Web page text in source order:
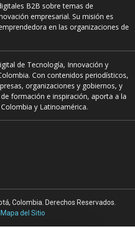
B2B sobre temas de
empresarial. Su misión es
en las organizaciones de
de Tecnología, Innovación y
Con contenidos periodísticos,
organizaciones y gobiernos, y
formación e inspiración, aporta a la
y Latinoamérica.
Colombia. Derechos Reservados.
Mapa del Sitio